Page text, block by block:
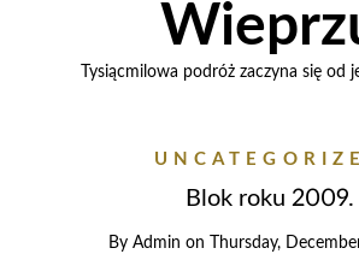
Tysiącmilowa podróż zaczyna się od
Blok roku 2009.
By Admin on Thursday,